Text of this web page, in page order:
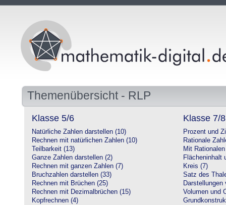
Themenübersicht - RLP
Klasse 5/6
Natürliche Zahlen darstellen (10)
Rechnen mit natürlichen Zahlen (10)
Teilbarkeit (13)
Ganze Zahlen darstellen (2)
Rechnen mit ganzen Zahlen (7)
Bruchzahlen darstellen (33)
Rechnen mit Brüchen (25)
Rechnen mit Dezimalbrüchen (15)
Kopfrechnen (4)
Klasse 7/8
Prozent und
Rationale
Mit
Flächeninhalt
Kreis (7)
Satz des
Darstellungen
Volumen und